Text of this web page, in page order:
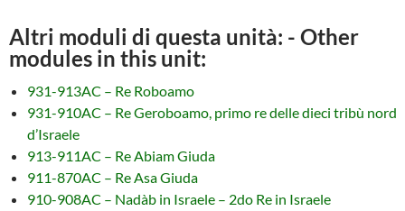
Altri moduli di questa unità: - Other
modules in this unit:
931-913AC – Re Roboamo
931-910AC – Re Geroboamo, primo re delle dieci tribù nord
d’Israele
913-911AC – Re Abiam Giuda
911-870AC – Re Asa Giuda
910-908AC – Nadàb in Israele – 2do Re in Israele